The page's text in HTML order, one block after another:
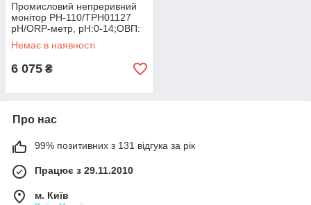
Промисловий непреривний
монітор PH-110/TPH01127
pH/ORP-метр, рН:0-14;ОВП:
±1900mV;±0.02рН,±1mV.
Китай
Немає в наявності
6 075 ₴
Про нас
99% позитивних з 131 відгука за рік
Працює з 29.11.2010
м. Київ